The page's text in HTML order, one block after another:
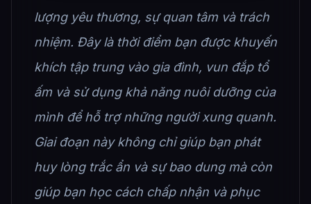
lượng yêu thương, sự quan tâm và trách
nhiệm. Đây là thời điểm bạn được khuyến
khích tập trung vào gia đình, vun đắp tổ
ấm và sử dụng khả năng nuôi dưỡng của
mình để hỗ trợ những người xung quanh.
Giai đoạn này không chỉ giúp bạn phát
huy lòng trắc ẩn và sự bao dung mà còn
giúp bạn học cách chấp nhận và phục